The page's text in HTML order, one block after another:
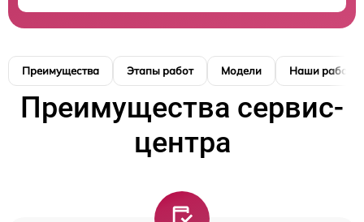
Преимущества Этапы работ Модели Наши работы
Преимущества сервис-
центра